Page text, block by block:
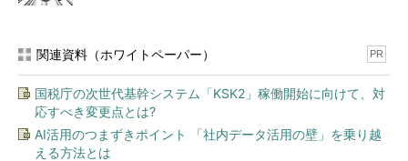
関連資料（ホワイトペーパー） PR
国税庁の次世代基幹システム「KSK2」稼働開始に向けて、対
応すべき変更点とは?
AI活用のつまずきポイント 「社内データ活用の壁」を乗り越
える方法とは